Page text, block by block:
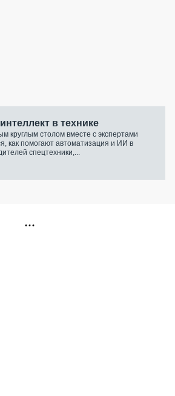
в технике
круглым столом вместе с экспертами
как помогают автоматизация и ИИ в
спецтехники,...